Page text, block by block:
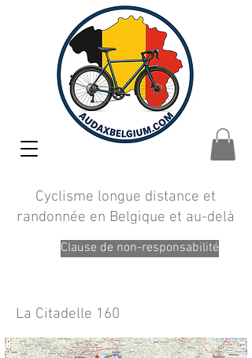
Clause de non-responsabilité
Cyclisme longue distance et
randonnée en Belgique et au-delà
La Citadelle 160